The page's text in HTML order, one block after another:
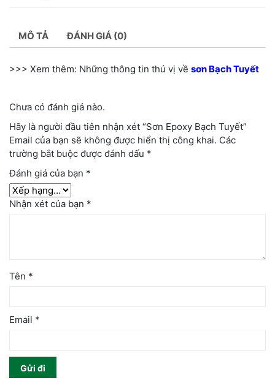
MÔ TẢ ĐÁNH GIÁ (0)
>>> Xem thêm: Những thông tin thú vị về sơn Bạch Tuyết
Chưa có đánh giá nào.
Hãy là người đầu tiên nhận xét “Sơn Epoxy Bạch Tuyết”
Email của bạn sẽ không được hiển thị công khai. Các
trường bắt buộc được đánh dấu *
Đánh giá của bạn *
Nhận xét của bạn *
Tên *
Email *